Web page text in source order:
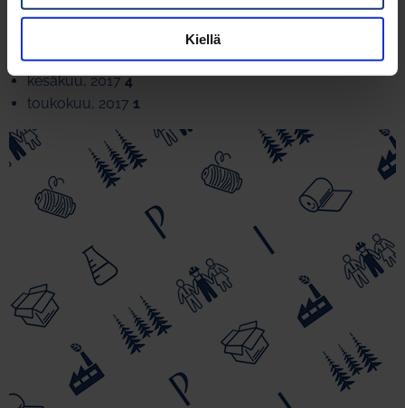
Kiellä
maaliskuu, 20181
syyskuu, 20171
kesäkuu, 20174
toukokuu, 2017 1